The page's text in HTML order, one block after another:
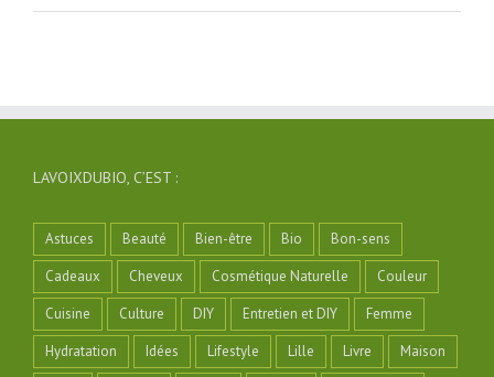
LAVOIXDUBIO, C’EST :
Astuces Beauté Bien-être Bio
Bon-sens
Cadeaux
Cheveux Cosmétique Naturelle
Couleur
Cuisine
Culture DIY Entretien et DIY
Femme
Hydratation
Idées Lifestyle Lille Livre
Maison